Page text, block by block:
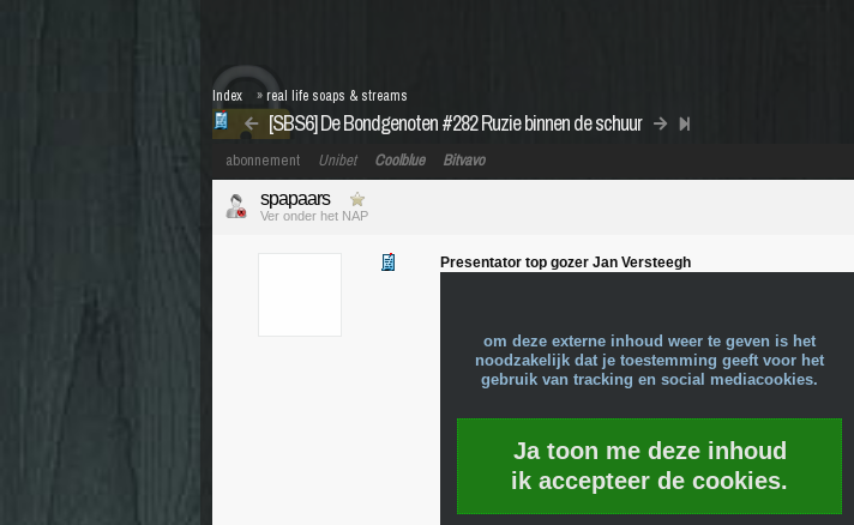
[SBS6] De Bondgenoten #282 Ruzie binnen de schuur
Index » real life soaps & streams
abonnement Unibet Coolblue Bitvavo
spapaars
Ver onder het NAP
Presentator top gozer Jan Versteegh
om deze externe inhoud weer te geven is het
noodzakelijk dat je toestemming geeft voor het
gebruik van tracking en social mediacookies.
Ja toon me deze inhoud
ik accepteer de cookies.